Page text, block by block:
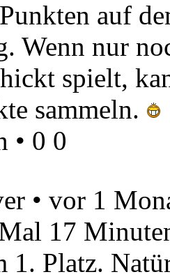
auf
Wenn nur
spielt,
sammeln.
• 0 0
• vor 1
17
1. Platz.